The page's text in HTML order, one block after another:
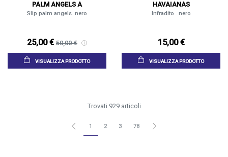
PALM ANGELS A
Slip palm angels. nero
25,00 € 50,00 €
VISUALIZZA PRODOTTO
HAVAIANAS
Infradito . nero
15,00 €
VISUALIZZA PRODOTTO
Trovati 929 articoli
1 2 3 78